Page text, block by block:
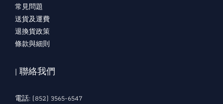
常見問題
送貨及運費
退換貨政策
條款與細則
| 聯絡我們
電話: (852) 3565-6547